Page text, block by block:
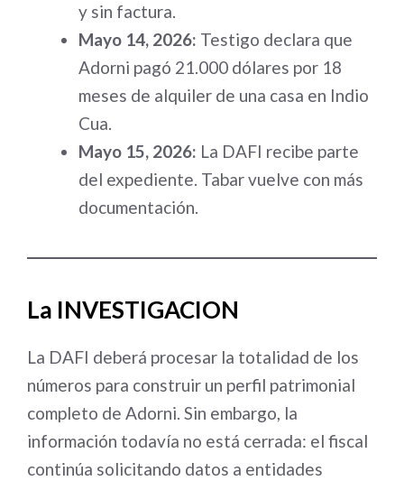
y sin factura.
Mayo 14, 2026: Testigo declara que
Adorni pagó 21.000 dólares por 18
meses de alquiler de una casa en Indio
Cua.
Mayo 15, 2026: La DAFI recibe parte
del expediente. Tabar vuelve con más
documentación.
La INVESTIGACION
La DAFI deberá procesar la totalidad de los
números para construir un perfil patrimonial
completo de Adorni. Sin embargo, la
información todavía no está cerrada: el fiscal
continúa solicitando datos a entidades